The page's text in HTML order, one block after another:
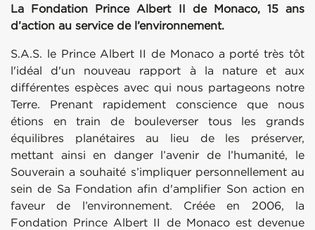
La Fondation Prince Albert II de Monaco, 15 ans
d’action au service de l’environnement.
S.A.S. le Prince Albert II de Monaco a porté très tôt
l'idéal d'un nouveau rapport à la nature et aux
différentes espèces avec qui nous partageons notre
Terre. Prenant rapidement conscience que nous
étions en train de bouleverser tous les grands
équilibres planétaires au lieu de les préserver,
mettant ainsi en danger l’avenir de l’humanité, le
Souverain a souhaité s’impliquer personnellement au
sein de Sa Fondation afin d'amplifier Son action en
faveur de l’environnement. Créée en 2006, la
Fondation Prince Albert II de Monaco est devenue